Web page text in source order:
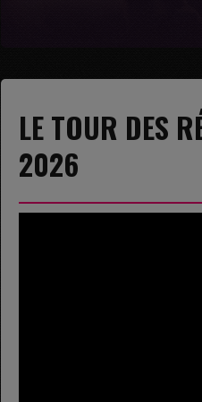
LE TOUR DES
2026